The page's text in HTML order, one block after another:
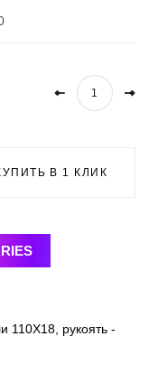
В 1 КЛИК
110Х18, рукоять -